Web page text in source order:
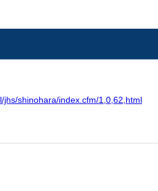
jhs/shinohara/index.cfm/1,0,62,html